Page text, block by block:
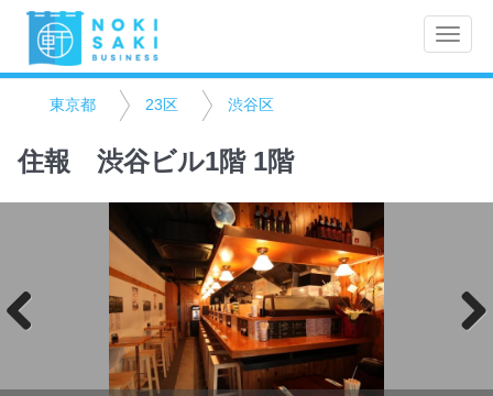
Toggle
東京都 23区 渋谷区
住報 渋谷ビル1階 1階